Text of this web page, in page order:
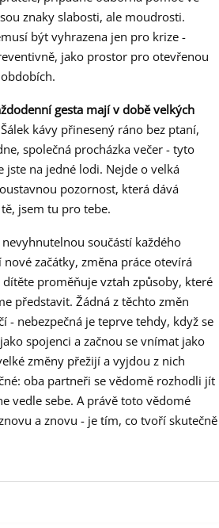
znaky slabosti, ale moudrosti.
být vyhrazena jen pro krize -
jako prostor pro otevřenou
gesta mají v době velkých
kávy přinesený ráno bez ptaní,
společná procházka večer - tyto
na jedné lodi. Nejde o velká
pozornost, která dává
jsem tu pro tebe.
součástí každého
začátky, změna práce otevírá
proměňuje vztah způsoby, které
představit. Žádná z těchto změn
- nebezpečná je teprve tehdy, když se
spojenci a začnou se vnímat jako
změny přežijí a vyjdou z nich
oba partneři se vědomě rozhodli jít
vedle sebe. A právě toto vědomé
a znovu - je tím, co tvoří skutečně